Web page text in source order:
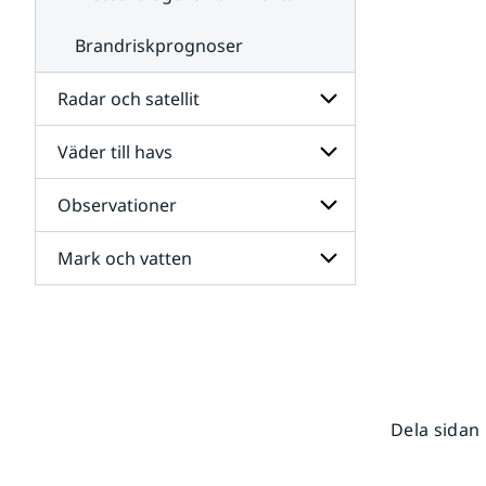
Brandriskprognoser
Radar och satellit
Undersidor
för
Radar
och
satellit
Väder till havs
Undersidor
för
Väder
till
havs
Observationer
Undersidor
för
Mark och vatten
Dela sidan